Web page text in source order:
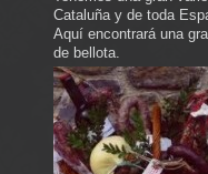
Cataluña y de toda
Aquí encontrará una
de bellota.